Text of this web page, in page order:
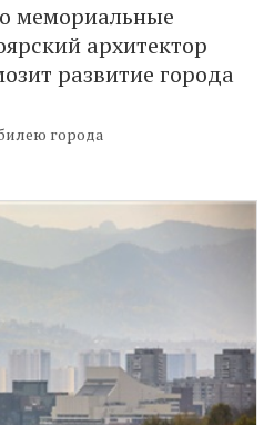
мемориальные
архитектор
развитие города
города